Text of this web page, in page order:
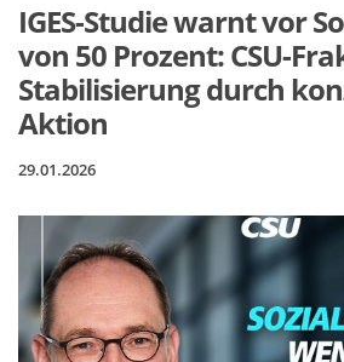
IGES-Studie warnt vor
von 50 Prozent: CSU-
Stabilisierung durch
Aktion
29.01.2026